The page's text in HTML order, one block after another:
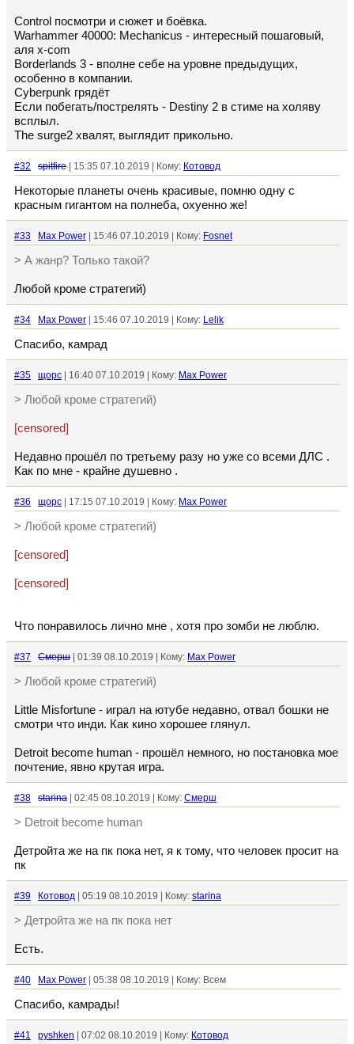
Control посмотри и сюжет и боёвка.
Warhammer 40000: Mechanicus - интересный пошаговый,
аля x-com
Borderlands 3 - вполне себе на уровне предыдущих,
особенно в компании.
Cyberpunk грядёт
Если побегать/пострелять - Destiny 2 в стиме на холяву
всплыл.
The surge2 хвалят, выглядит прикольно.
#32 spitfire | 15:35 07.10.2019 | Кому: Котовод
Некоторые планеты очень красивые, помню одну с
красным гигантом на полнеба, охуенно же!
#33 Max Power | 15:46 07.10.2019 | Кому: Fosnet
> А жанр? Только такой?
Любой кроме стратегий)
#34 Max Power | 15:46 07.10.2019 | Кому: Lelik
Спасибо, камрад
#35 щopc | 16:40 07.10.2019 | Кому: Max Power
> Любой кроме стратегий)
[censored]
Недавно прошёл по третьему разу но уже со всеми ДЛС .
Как по мне - крайне душевно .
#36 щopc | 17:15 07.10.2019 | Кому: Max Power
> Любой кроме стратегий)
[censored]
[censored]
Что понравилось лично мне , хотя про зомби не люблю.
#37 Смерш | 01:39 08.10.2019 | Кому: Max Power
> Любой кроме стратегий)
Little Misfortune - играл на ютубе недавно, отвал бошки не
смотри что инди. Как кино хорошее глянул.
Detroit become human - прошёл немного, но постановка мое
почтение, явно крутая игра.
#38 starina | 02:45 08.10.2019 | Кому: Смерш
> Detroit become human
Детройта же на пк пока нет, я к тому, что человек просит на
пк
#39 Котовод | 05:19 08.10.2019 | Кому: starina
> Детройта же на пк пока нет
Есть.
#40 Max Power | 05:38 08.10.2019 | Кому: Всем
Спасибо, камрады!
#41 pyshken | 07:02 08.10.2019 | Кому: Котовод